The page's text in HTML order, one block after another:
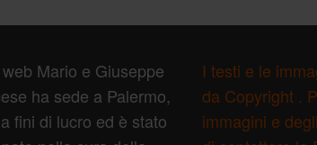
Mario e Giuseppe
ha sede a Palermo,
fini di lucro ed è stato
I testi e le
da Copyright .
immagini e